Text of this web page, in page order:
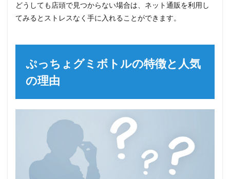
どうしても店頭で見つからない場合は、ネット通販を利用し
てみるとストレスなく手に入れることができます。
ぷっちょグミボトルの特徴と人気
の理由